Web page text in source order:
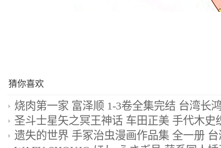
猜你喜欢
烧肉第一家 富泽顺 1-3卷全集完结 台湾长